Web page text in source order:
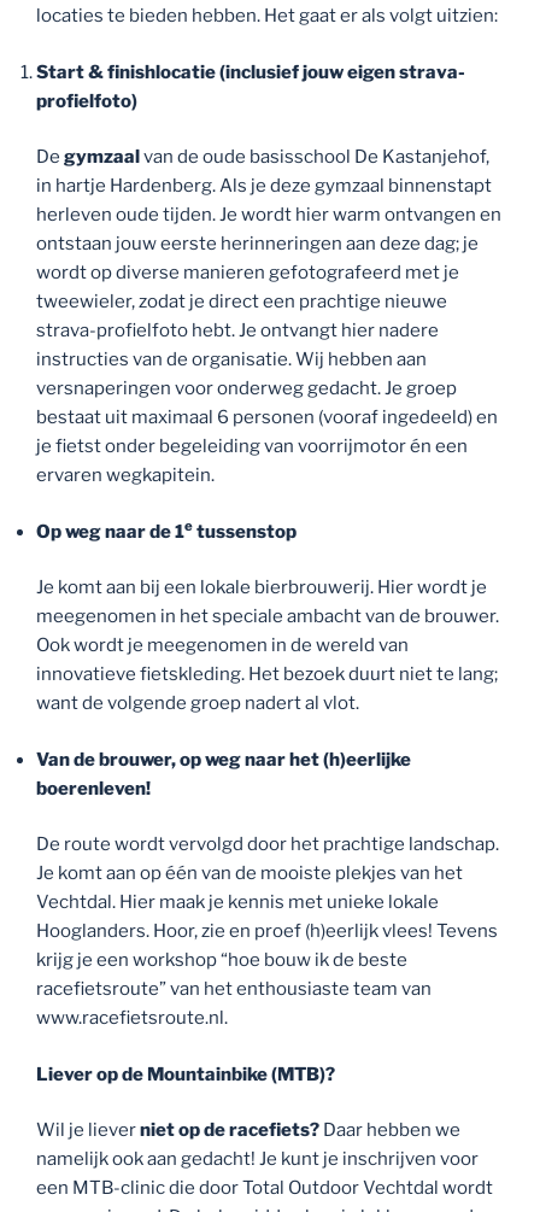
locaties te bieden hebben. Het gaat er als volgt uitzien:
Start & finishlocatie (inclusief jouw eigen strava-
profielfoto)
De gymzaal van de oude basisschool De Kastanjehof,
in hartje Hardenberg. Als je deze gymzaal binnenstapt
herleven oude tijden. Je wordt hier warm ontvangen en
ontstaan jouw eerste herinneringen aan deze dag; je
wordt op diverse manieren gefotografeerd met je
tweewieler, zodat je direct een prachtige nieuwe
strava-profielfoto hebt. Je ontvangt hier nadere
instructies van de organisatie. Wij hebben aan
versnaperingen voor onderweg gedacht. Je groep
bestaat uit maximaal 6 personen (vooraf ingedeeld) en
je fietst onder begeleiding van voorrijmotor én een
ervaren wegkapitein.
Op weg naar de 1e tussenstop
Je komt aan bij een lokale bierbrouwerij. Hier wordt je
meegenomen in het speciale ambacht van de brouwer.
Ook wordt je meegenomen in de wereld van
innovatieve fietskleding. Het bezoek duurt niet te lang;
want de volgende groep nadert al vlot.
Van de brouwer, op weg naar het (h)eerlijke
boerenleven!
De route wordt vervolgd door het prachtige landschap.
Je komt aan op één van de mooiste plekjes van het
Vechtdal. Hier maak je kennis met unieke lokale
Hooglanders. Hoor, zie en proef (h)eerlijk vlees! Tevens
krijg je een workshop “hoe bouw ik de beste
racefietsroute” van het enthousiaste team van
www.racefietsroute.nl.
Liever op de Mountainbike (MTB)?
Wil je lieverniet op de racefiets? Daar hebben we
namelijk ook aan gedacht! Je kunt je inschrijven voor
een MTB-clinic die door Total Outdoor Vechtdal wordt